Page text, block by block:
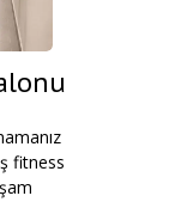
fitness